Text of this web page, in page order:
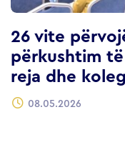
26 vite
përkushtim
reja dhe
08.05.2026